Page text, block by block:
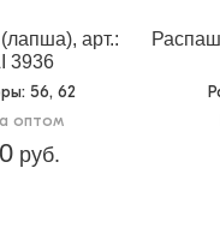
арт.:
3936
: 56, 62
оптом
руб.